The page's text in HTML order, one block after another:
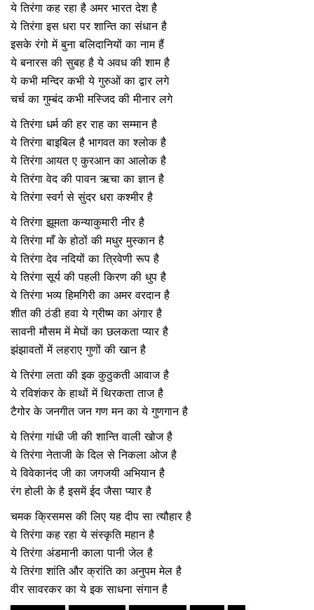
ये तिरंगा कह रहा है अमर भारत देश है
ये तिरंगा इस धरा पर शान्ति का संधान है
इसके रंगो में बुना बलिदानियों का नाम हैं
ये बनारस की सुबह है ये अवध की शाम है
ये कभी मन्दिर कभी ये गुरुओं का द्वार लगे
चर्च का गुम्बंद कभी मस्जिद की मीनार लगे
ये तिरंगा धर्म की हर राह का सम्मान है
ये तिरंगा बाइबिल है भागवत का श्लोक है
ये तिरंगा आयत ए कुरआन का आलोक है
ये तिरंगा वेद की पावन ऋचा का ज्ञान है
ये तिरंगा स्वर्ग से सुंदर धरा कश्मीर है
ये तिरंगा झूमता कन्याकुमारी नीर है
ये तिरंगा माँ के होठों की मधुर मुस्कान है
ये तिरंगा देव नदियों का त्रिवेणी रूप है
ये तिरंगा सूर्य की पहली किरण की धुप है
ये तिरंगा भव्य हिमगिरी का अमर वरदान है
शीत की ठंडी हवा ये ग्रीष्म का अंगार है
सावनी मौसम में मेघों का छलकता प्यार है
झंझावतों में लहराए गुणों की खान है
ये तिरंगा लता की इक कुठुकती आवाज है
ये रविशंकर के हाथों में थिरकता ताज है
टैगोर के जनगीत जन गण मन का ये गुणगान है
ये तिरंगा गांधी जी की शान्ति वाली खोज है
ये तिरंगा नेताजी के दिल से निकला ओज है
ये विवेकानंद जी का जगजयी अभियान है
रंग होली के है इसमें ईद जैसा प्यार है
चमक क्रिसमस की लिए यह दीप सा त्यौहार है
ये तिरंगा कह रहा ये संस्कृति महान है
ये तिरंगा अंडमानी काला पानी जेल है
ये तिरंगा शांति और क्रांति का अनुपम मेल है
वीर सावरकर का ये इक साधना संगान है